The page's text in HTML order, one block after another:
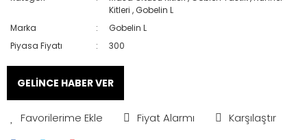
Kitleri ,Gobelin L
Marka
Gobelin L
Piyasa Fiyatı
300
GELİNCE HABER VER
Fiyat Alarmı Karşılaştır